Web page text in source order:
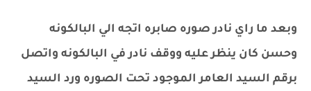
وبعد ما راي نادر صوره صابره اتجه الي البالكونه
وحسن كان ينظر عليه ووقف نادر في البالكونه واتصل
برقم السيد العامر الموجود تحت الصوره ورد السيد